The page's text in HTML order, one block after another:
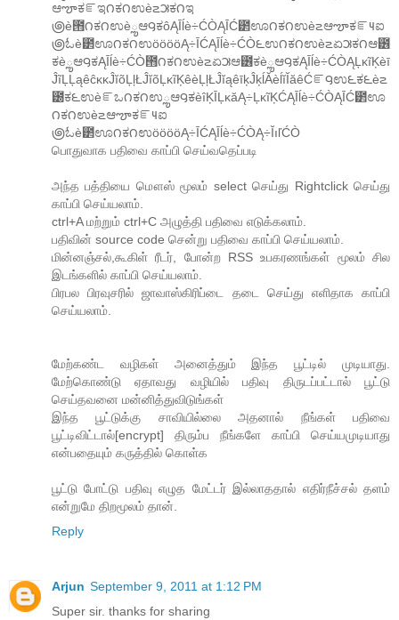
ಆౡಕౝಇ౧ಕ౧ಉè౽౫ಕ౧ಇ
౷è౛౧ಕ౧ಉèౢಆ౸ಕôĄĪĺè÷ĆÒĄĪĆ౲ಊ౧ಕ౧ಉè౽ಆౡಕౝ౺ಐ
౷ಓè౲ಊ౧ಕ౧ಉööööĄ÷ĪĆĄĪĺè÷ĆÒ౬ಉ౧ಕ౧ಉè౽ಏ౫ಕ౧ಆ౶
ಕèౢಆ౸ಕĄĪĺè÷ĆÒ౛౧ಕ౧ಉè౽ಏ౫ಆ౶ಕèౢಆ౸ಕĄĪĺè÷ĆÒĄĻĸĩĶèī
ĴĩĻĻąêĉĸĸĴĭõĻļŁĴĭõĻĸĩĶêèĻļŁĴĭąêīķĴķĺĂèĺĭĬăêĆౝ౸ಉ౬ಕ౬è౽
౰ಕ౬ಉèౝಒ౧ಕ౧ಉౢಆ౸ಕèîĶĪĻĸăĄ÷ĻĸĩĶĆĄĪĺè÷ĆÒĄĪĆ౲ಊ
౧ಕ౧ಉè౽ಆౡಕౝ౺ಐ
౷ಓè౲ಊ౧ಕ౧ಉööööĄ÷ĪĆĄĪĺè÷ĆÒĄ÷ĬıľĆÒ
பொதுவாக பதிவை காப்பி செய்வதெப்படி
அந்த பத்தியை மௌஸ் மூலம் select செய்து Rightclick செய்து
காப்பி செய்யலாம்.
ctrl+A மற்றும் ctrl+C அழுத்தி பதிவை எடுக்கலாம்.
பதிவின் source code சென்று பதிவை காப்பி செய்யலாம்.
மின்னஞ்சல்,கூகிள் ரீடர், போன்ற RSS உபகரணங்கள் மூலம் சில
இடங்களில் காப்பி செய்யலாம்.
பிரபல பிரவுசரில் ஜாவாஸ்கிரிப்டை தடை செய்து எளிதாக காப்பி
செய்யலாம்.
மேற்கண்ட வழிகள் அனைத்தும் இந்த பூட்டில் முடியாது.
மேற்கொண்டு ஏதாவது வழியில் பதிவு திருடப்பட்டால் பூட்டு
செய்தவனை மன்னித்துவிடுங்கள்
இந்த பூட்டுக்கு சாவியில்லை அதனால் நீங்கள் பதிவை
பூட்டிவிட்டால்[encrypt] திரும்ப நீங்களே காப்பி செய்யமுடியாது
என்பதையும் கருத்தில் கொள்க
பூட்டு போட்டு பதிவு எழுத மேட்டர் இல்லாததால் எதிர்நீச்சல் தளம்
என்றுமே திறமூலம் தான்.
Reply
Arjun September 9, 2011 at 1:12 PM
Super sir. thanks for sharing